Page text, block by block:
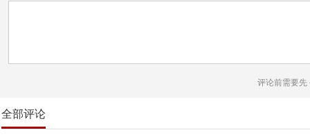
评论前需要先
全部评论